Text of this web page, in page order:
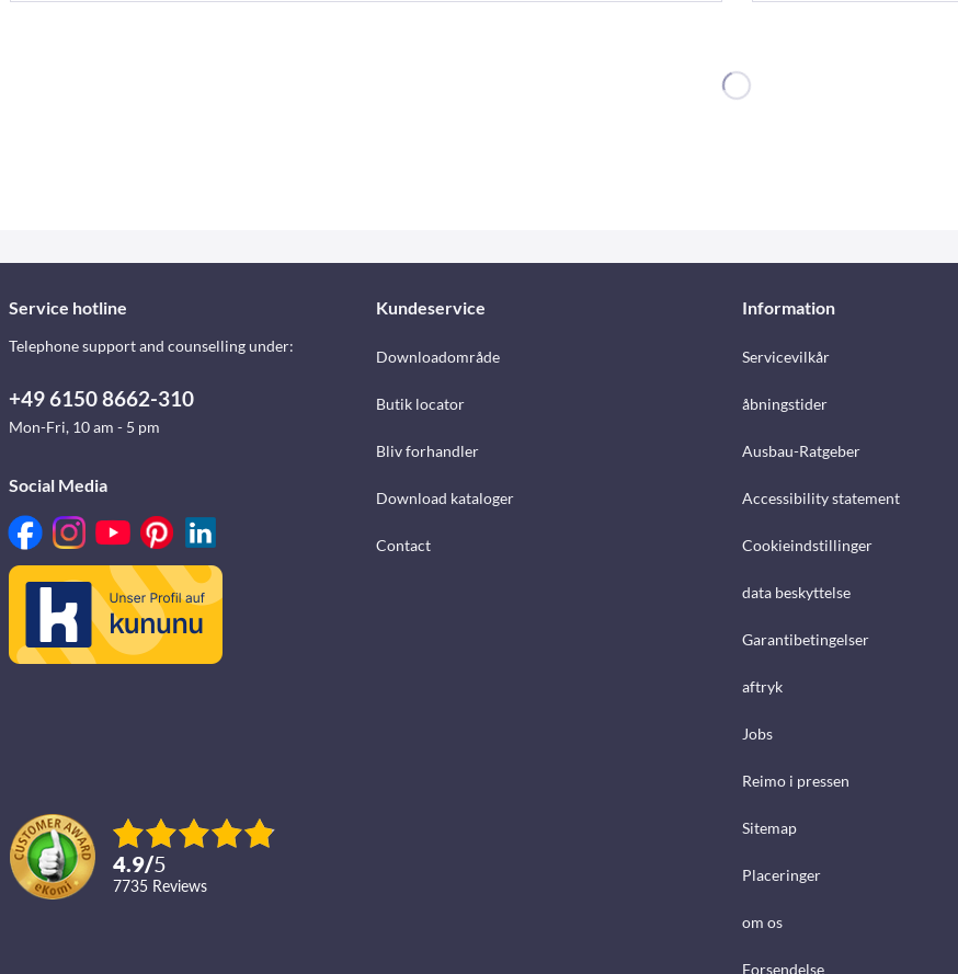
Service hotline
Telephone support and counselling under:
+49 6150 8662-310
Mon-Fri, 10 am - 5 pm
Social Media
4.9/5
7735 reviews
Kundeservice
Downloadområde
Butik locator
Bliv forhandler
Download kataloger
Contact
Information
Servicevilkår
åbningstider
Ausbau-Ratgeber
Accessibility statement
Cookieindstillinger
data beskyttelse
Garantibetingelser
aftryk
Jobs
Reimo i pressen
Sitemap
Placeringer
om os
Forsendelse